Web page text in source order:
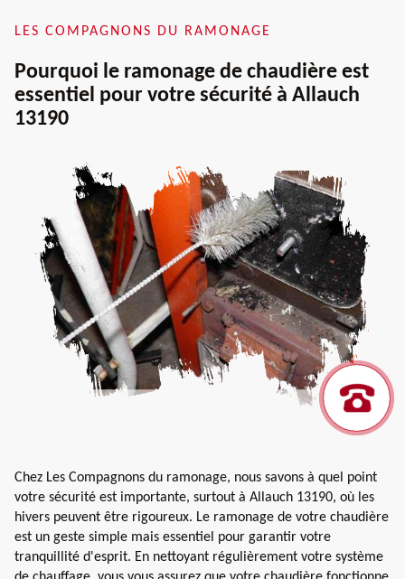
LES COMPAGNONS DU RAMONAGE
Pourquoi le ramonage de chaudière est
essentiel pour votre sécurité à Allauch
13190
Chez Les Compagnons du ramonage, nous savons à quel point
votre sécurité est importante, surtout à Allauch 13190, où les
hivers peuvent être rigoureux. Le ramonage de votre chaudière
est un geste simple mais essentiel pour garantir votre
tranquillité d'esprit. En nettoyant régulièrement votre système